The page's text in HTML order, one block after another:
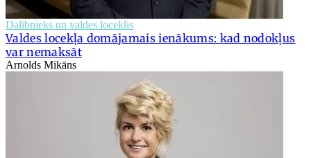
Dalībnieks un valdes loceklis
Valdes locekļa domājamais ienākums: kad nodokļus
var nemaksāt
Arnolds Mikāns